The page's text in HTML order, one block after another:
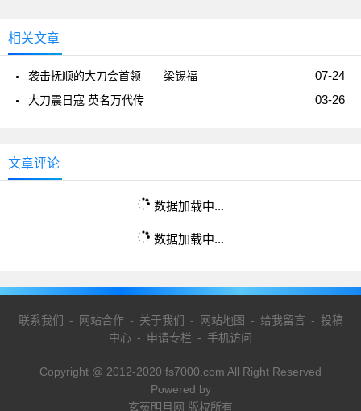
相关文章
07-24
袭击抚顺的大刀会首领——梁锡福
03-26
大刀震日寇 英名万代传
文章评论
数据加载中...
数据加载中...
联系我们 - 网站合作- 关于我们 - 网站地图 - 给我留言 - 投稿
中心 - 申请专栏 - 手机访问
Copyright @ 2012-2020 fs7000.com All Right Reserved
Powered by
玄菟明月网 版权所有